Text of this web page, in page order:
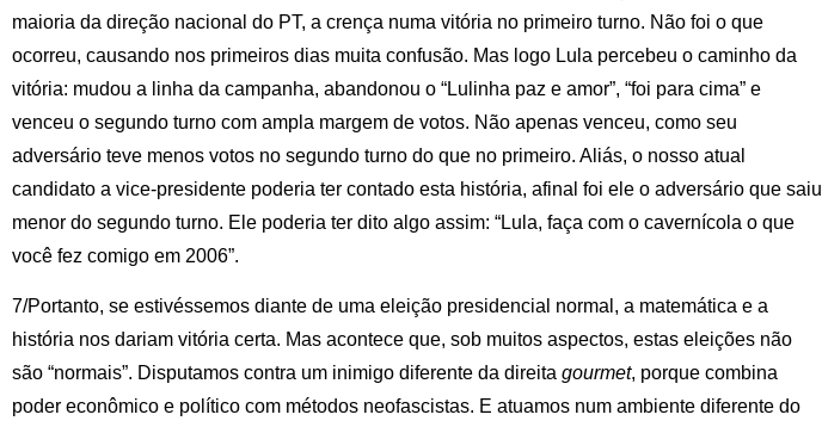
maioria da direção nacional do PT, a crença numa vitória no primeiro turno. Não foi o que
ocorreu, causando nos primeiros dias muita confusão. Mas logo Lula percebeu o caminho da
vitória: mudou a linha da campanha, abandonou o “Lulinha paz e amor”, “foi para cima” e
venceu o segundo turno com ampla margem de votos. Não apenas venceu, como seu
adversário teve menos votos no segundo turno do que no primeiro. Aliás, o nosso atual
candidato a vice-presidente poderia ter contado esta história, afinal foi ele o adversário que saiu
menor do segundo turno. Ele poderia ter dito algo assim: “Lula, faça com o cavernícola o que
você fez comigo em 2006”.
7/Portanto, se estivéssemos diante de uma eleição presidencial normal, a matemática e a
história nos dariam vitória certa. Mas acontece que, sob muitos aspectos, estas eleições não
são “normais”. Disputamos contra um inimigo diferente da direita gourmet, porque combina
poder econômico e político com métodos neofascistas. E atuamos num ambiente diferente do